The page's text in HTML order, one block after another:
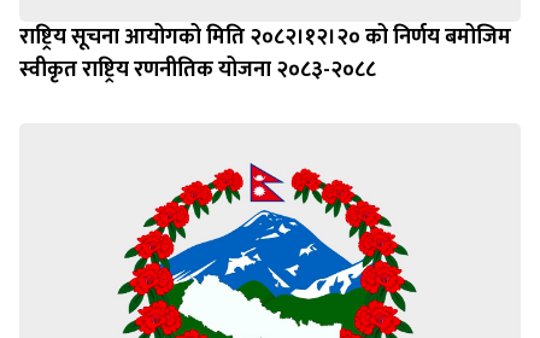
राष्ट्रिय सूचना आयोगको मिति २०८२।१२।२० को निर्णय बमोजिम
स्वीकृत राष्ट्रिय रणनीतिक योजना २०८३-२०८८